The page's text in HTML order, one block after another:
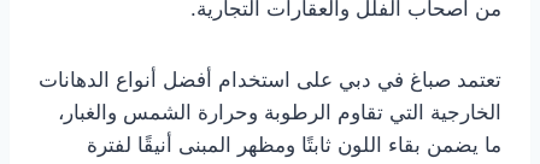
من أصحاب الفلل والعقارات التجارية.
تعتمد صباغ في دبي على استخدام أفضل أنواع الدهانات
الخارجية التي تقاوم الرطوبة وحرارة الشمس والغبار،
ما يضمن بقاء اللون ثابتًا ومظهر المبنى أنيقًا لفترة